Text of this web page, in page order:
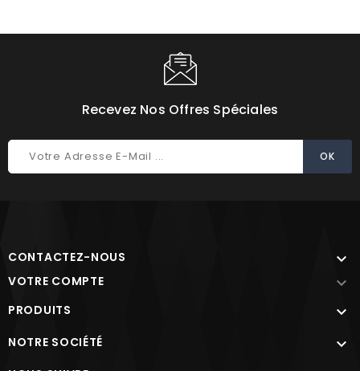
Recevez Nos Offres Spéciales
CONTACTEZ-NOUS 
VOTRE COMPTE 
PRODUITS 
NOTRE SOCIÉTÉ 